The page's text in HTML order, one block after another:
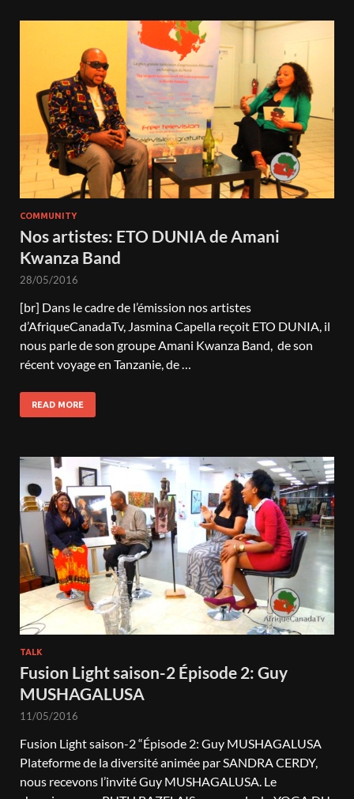
COMMUNITY
Nos artistes: ETO DUNIA de Amani
Kwanza Band
28/05/2016
[br] Dans le cadre de l’émission nos artistes
d’AfriqueCanadaTv, Jasmina Capella reçoit ETO DUNIA, il
nous parle de son groupe Amani Kwanza Band, de son
récent voyage en Tanzanie, de …
READ MORE
TALK
Fusion Light saison-2 Épisode 2: Guy
MUSHAGALUSA
11/05/2016
Fusion Light saison-2 “Épisode 2: Guy MUSHAGALUSA
Plateforme de la diversité animée par SANDRA CERDY,
nous recevons l’invité Guy MUSHAGALUSA. Le